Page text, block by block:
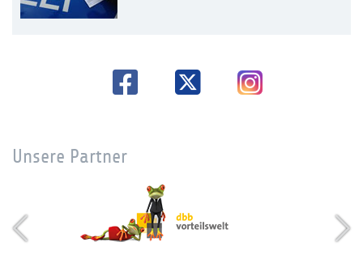
Unsere Partner